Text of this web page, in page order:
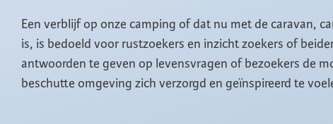
Een verblijf op onze camping of dat nu met de caravan,
is, is bedoeld voor rustzoekers en inzicht zoekers of
antwoorden te geven op levensvragen of bezoekers de
beschutte omgeving zich verzorgd en geïnspireerd te